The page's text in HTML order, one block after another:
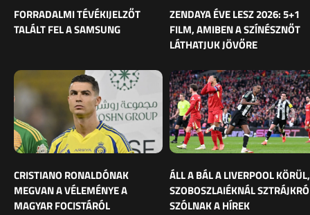
FORRADALMI TÉVÉKIJELZŐT
TALÁLT FEL A SAMSUNG
ZENDAYA ÉVE LESZ 2026: 5+1
FILM, AMIBEN A SZÍNÉSZNŐT
LÁTHATJUK JÖVŐRE
CRISTIANO RONALDÓNAK
MEGVAN A VÉLEMÉNYE A
MAGYAR FOCISTÁRÓL
ÁLL A BÁL A LIVERPOOL KÖRÜL,
SZOBOSZLAIÉKNÁL
SZÓLNAK A HÍREK